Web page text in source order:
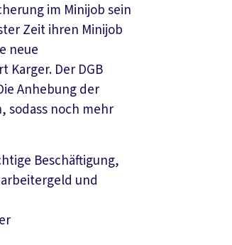
im Minijob sein
Zeit ihren Minijob
neue
Karger. Der DGB
Anhebung der
sodass noch mehr
Beschäftigung,
und